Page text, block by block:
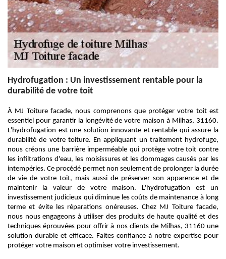
Hydrofugation : Un investissement rentable pour la
durabilité de votre toit
À MJ Toiture facade, nous comprenons que protéger votre toit est
essentiel pour garantir la longévité de votre maison à Milhas, 31160.
L'hydrofugation est une solution innovante et rentable qui assure la
durabilité de votre toiture. En appliquant un traitement hydrofuge,
nous créons une barrière imperméable qui protège votre toit contre
les infiltrations d'eau, les moisissures et les dommages causés par les
intempéries. Ce procédé permet non seulement de prolonger la durée
de vie de votre toit, mais aussi de préserver son apparence et de
maintenir la valeur de votre maison. L'hydrofugation est un
investissement judicieux qui diminue les coûts de maintenance à long
terme et évite les réparations onéreuses. Chez MJ Toiture facade,
nous nous engageons à utiliser des produits de haute qualité et des
techniques éprouvées pour offrir à nos clients de Milhas, 31160 une
solution durable et efficace. Faites confiance à notre expertise pour
protéger votre maison et optimiser votre investissement.